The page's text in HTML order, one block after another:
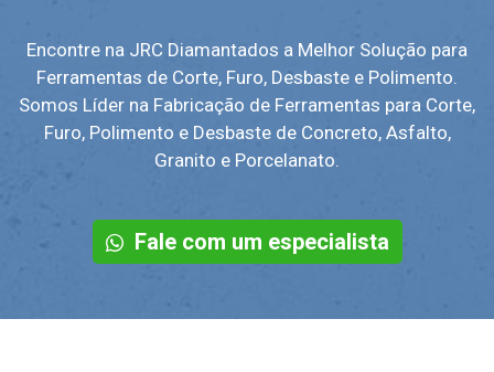
Encontre na JRC Diamantados a Melhor Solução para
Ferramentas de Corte, Furo, Desbaste e Polimento.
Somos Líder na Fabricação de Ferramentas para Corte,
Furo, Polimento e Desbaste de Concreto, Asfalto,
Granito e Porcelanato.
Fale com um especialista